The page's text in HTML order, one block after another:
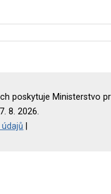
poskytuje Ministerstvo
8. 2026.